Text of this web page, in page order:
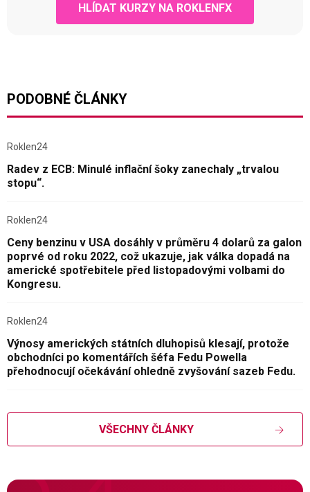
HLÍDAT KURZY NA ROKLENFX
PODOBNÉ ČLÁNKY
Roklen24
Radev z ECB: Minulé inflační šoky zanechaly „trvalou
stopu“.
Roklen24
Ceny benzinu v USA dosáhly v průměru 4 dolarů za galon
poprvé od roku 2022, což ukazuje, jak válka dopadá na
americké spotřebitele před listopadovými volbami do
Kongresu.
Roklen24
Výnosy amerických státních dluhopisů klesají, protože
obchodníci po komentářích šéfa Fedu Powella
přehodnocují očekávání ohledně zvyšování sazeb Fedu.
VŠECHNY ČLÁNKY